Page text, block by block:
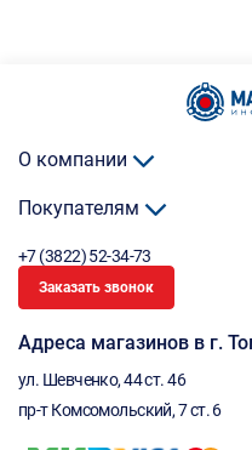
О компании
Покупателям
+7 (3822) 52-34-73
Заказать звонок
Адреса магазинов в г.
ул. Шевченко, 44 ст. 46
пр-т Комсомольский, 7 ст. 6